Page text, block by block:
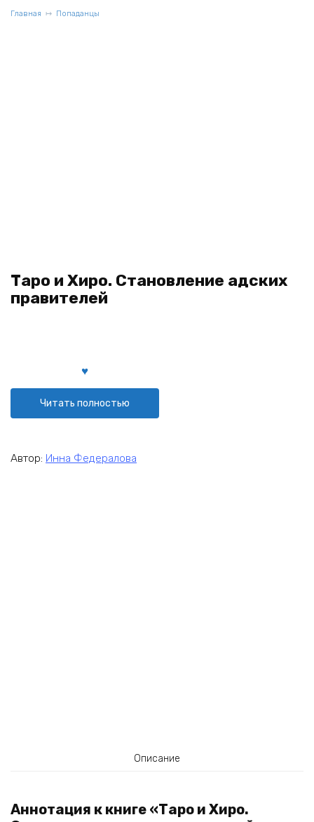
Главная Попаданцы
Таро и Хиро. Становление адских
правителей
Читать полностью
Автор: Инна Федералова
Описание
Аннотация к книге «Таро и Хиро.